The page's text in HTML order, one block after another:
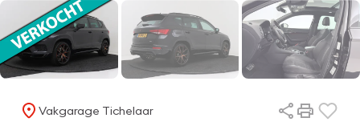
Vakgarage Tichelaar